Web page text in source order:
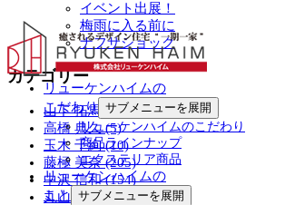
リューケンハイムの
こだわり サブメニューを展開
リューケンハイムのこだわり
商品ラインナップ
エクステリア商品
リューケンハイムの
こと サブメニューを展開
イベント出展！
梅雨に入る前に
ナフサショック
カテゴリー
山下 拓馬 (5)
高橋 典久 (5)
玉木 千絢 (10)
藤極 美奈 (205)
中沢 信和 (154)
丸山 博和 (9)